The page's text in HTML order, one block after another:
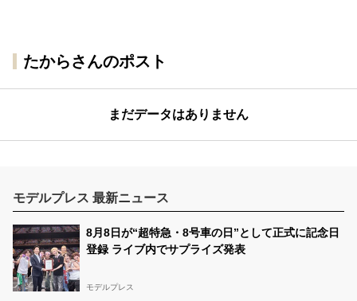
たからさんのポスト
まだデータはありません
モデルプレス 最新ニュース
8月8日が“超特急・8号車の日”として正式に記念日
登録 ライブ内でサプライズ発表
モデルプレス